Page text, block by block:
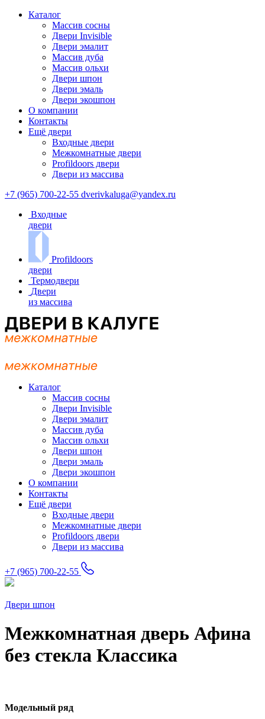
Каталог
Массив сосны
Двери Invisible
Двери эмалит
Массив дуба
Массив ольхи
Двери шпон
Двери эмаль
Двери экошпон
О компании
Контакты
Ещё двери
Входные двери
Межкомнатные двери
Profildoors двери
Двери из массива
+7 (965) 700-22-55 dverivkaluga@yandex.ru
Входные
двери
Profildoors
двери
Термодвери
Двери
из массива
Каталог
Массив сосны
Двери Invisible
Двери эмалит
Массив дуба
Массив ольхи
Двери шпон
Двери эмаль
Двери экошпон
О компании
Контакты
Ещё двери
Входные двери
Межкомнатные двери
Profildoors двери
Двери из массива
+7 (965) 700-22-55
Двери шпон
Межкомнатная дверь Афина
без стекла Классика
Модельный ряд